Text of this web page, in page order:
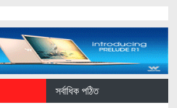
সর্বাধিক পঠিত